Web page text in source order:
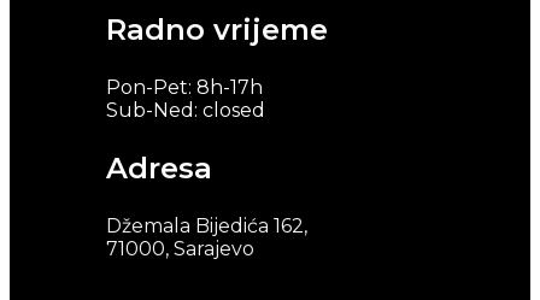
Radno vrijeme
Pon-Pet: 8h-17h
Sub-Ned: closed
Adresa
Džemala Bijedića 162,
71000, Sarajevo